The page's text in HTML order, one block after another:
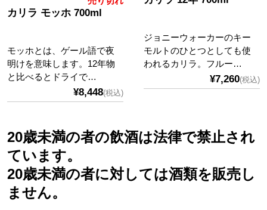
カリラ モッホ 700ml
モッホとは、ゲール語で夜
明けを意味します。12年物
と比べるとドライで…
¥8,448(税込)
ジョニーウォーカーのキー
モルトのひとつとしても使
われるカリラ。フルー…
¥7,260(税込)
20歳未満の者の飲酒は法律で禁止され
ています。
20歳未満の者に対しては酒類を販売し
ません。